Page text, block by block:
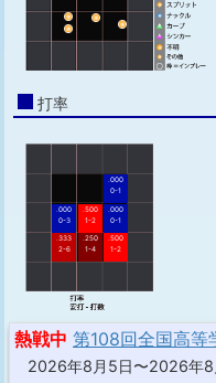
打率
.000
0-1
.000
0-3
.500
1-2
.000
0-1
.333
2-6
.250
1-4
.500
1-2
熱戦中 第108回全国高等
2026年8月5日〜2026年8